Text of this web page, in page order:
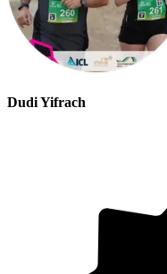
Dudi Yifrach